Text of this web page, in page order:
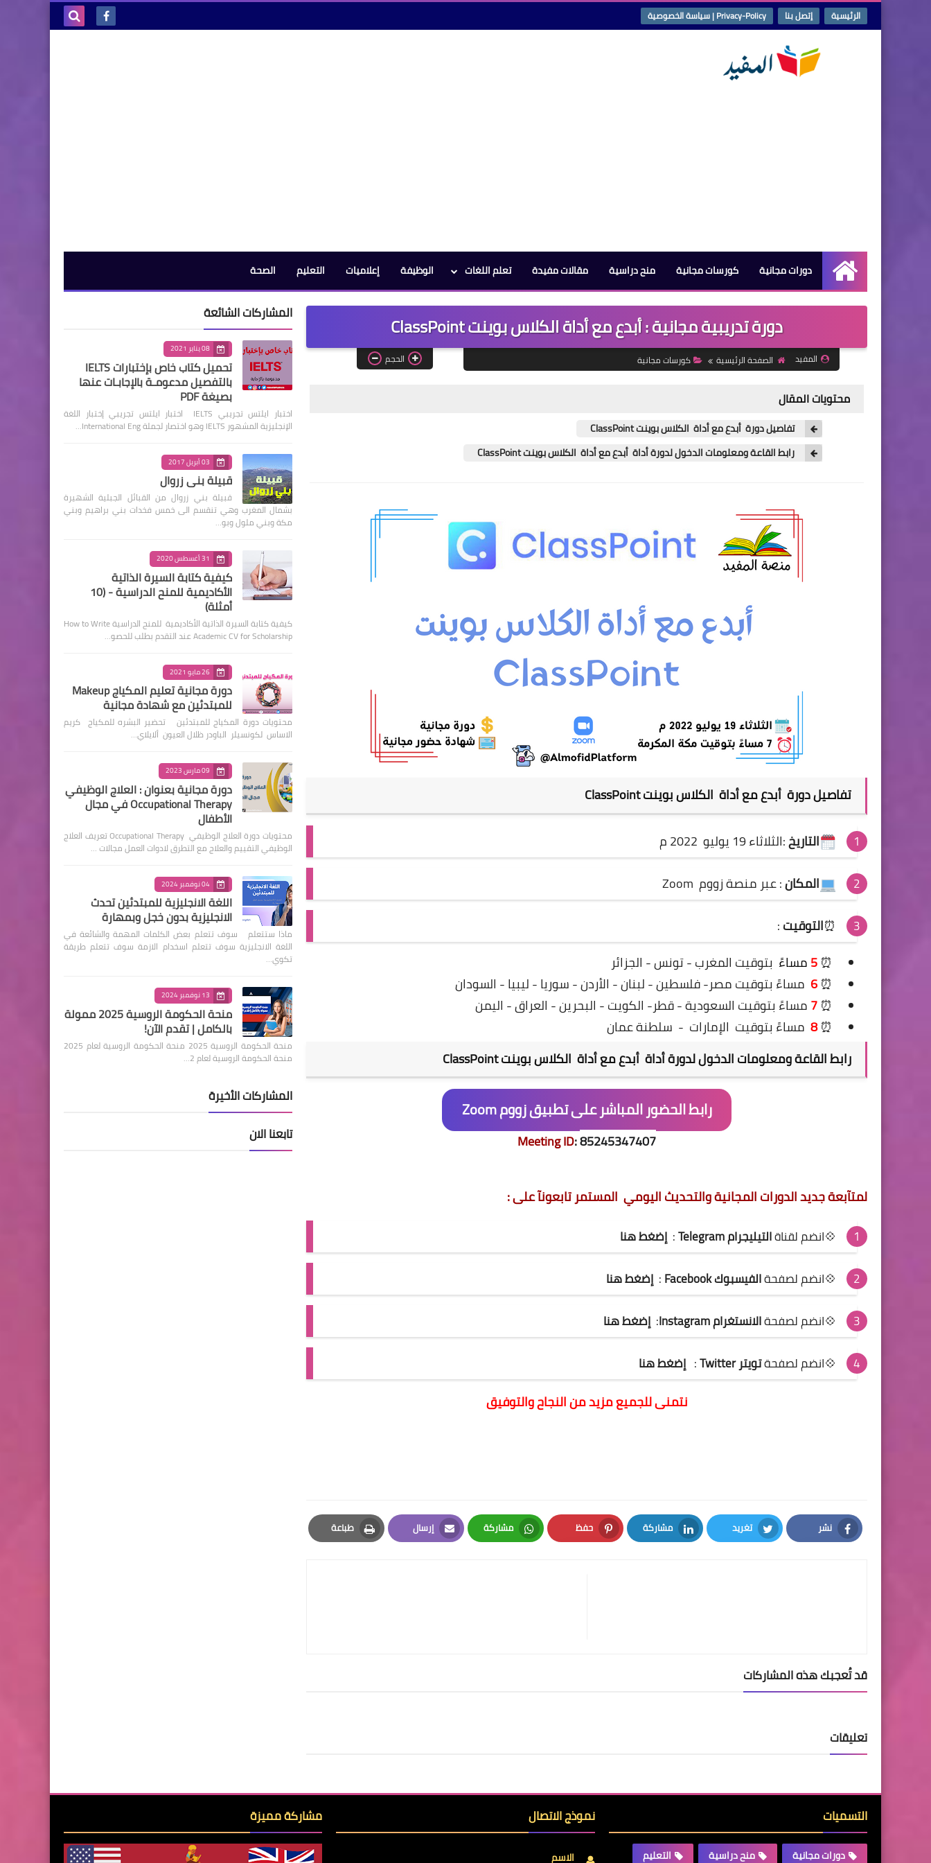
الرئيسية إتصل بنا Privacy-Policy | سياسة الخصوصية
الرئيسية
دورات مجانية كورسات مجانية منح دراسية مقالات مفيدة تعلم اللغات الوظيفة إعلاميات التعليم الصحة
دورة تدريبية مجانية : أبدع مع أداة الكلاس بوينت ClassPoint
المفيد الصفحة الرئيسية كورسات مجانية الحجم
محتويات المقال
تفاصيل دورة أبدع مع أداة الكلاس بوينت ClassPoint
رابط القاعة ومعلومات الدخول لدورة أداة أبدع مع أداة الكلاس بوينت ClassPoint
تفاصيلدورة أبدع مع أداة الكلاس بوينت ClassPoint
التاريخ:الثلاثاء 19 يوليو 2022 م
المكان: عبر منصة زووم Zoom
⏰التوقيت:
⏰
5مساءً بتوقيت المغرب - تونس - الجزائر
⏰
6 مساءً بتوقيت مصر- فلسطين - لبنان - الأردن - سوريا - ليبيا - السودان
⏰
7مساءً بتوقيت السعودية -قطر- الكويت - البحرين - العراق - اليمن
⏰
8 مساءً بتوقيت الإمارات - سلطنة عمان
رابط القاعة ومعلومات الدخول لدورة أداة أبدع مع أداة الكلاس بوينت ClassPoint
رابط الحضور المباشر على تطبيق زووم Zoom
Meeting ID:85245347407
لمتآبعة جديد الدورات المجانية والتحديث اليومي المستمر تابعونآ على :
💠انضم لقناةالتيليجرام Telegram : إضغط هنا
💠انضم لصفحةالفيسبوك Facebook : إضغط هنا
💠انضم لصفحةالانستغرام Instagram : إضغط هنا
💠انضم لصفحةتويتر Twitter : إضغط هنا
نتمنى للجميع مزيد من النجاح والتوفيق
نشر
Facebook
تغريد
Twitter
مشاركة
LinkedIn
حفظ
Pinterest
مشاركة
Whatsapp
إرسال
Email
طباعة
Print
قد تُعجبك هذه المشاركات
تعليقات
المشاركات الشائعة
08 يناير 2021
تحميل كتاب خاص بإختبارات IELTS
بالتفصيل مدعومـة بالإجابـات عنها
بصيغة PDF
اختبار ايلتس تجريبي IELTS اختبار ايلتس تجريبي إختبار اللغة
الإنجليزية المشهور IELTS وهو اختصار لجملة International Eng…
03 أبريل 2017
قبيلة بني زروال
قبيلة بني زروال من القبائل الجبلية الشهيرة
بشمال المغرب وهي تنقسم الى خمس فخدات بني براهيم وبني
مكة وبني ملول وبو…
31 أغسطس 2020
كيفية كتابة السيرة الذاتية
الأكاديمية للمنح الدراسية - (10
أمثلة)
كيفية كتابة السيرة الذاتية الأكاديمية للمنح الدراسية How to Write
Academic CV for Scholarship عند التقدم بطلب للحصو…
26 مايو 2021
دورة مجانية تعليم المكياج Makeup
للمبتدئين مع شهادة مجانية
محتويات دورة المكياج للمبتدئين تحضير البشره للمكياج كريم
الاساس لكونسيلر الباودر ظلال العيون ألايلاي…
09 مارس 2023
دورة مجانية بعنوان : العلاج الوظيفي
Occupational Therapy في مجال
الأطفال
محتويات دورة العلاج الوظيفي Occupational Therapy تعريف العلاج
الوظيفي التقييم والعلاج مع التطرق لادوات العمل مجالات …
04 نوفمبر 2024
اللغة الانجليزية للمبتدئين تحدث
الانجليزية بدون خجل وبمهارة
ماذا ستتعلم سوف تتعلم بعض الكلمات المهمة والشائعة في
اللغة الانجليزية سوف تتعلم اسخدام الازمة سوف تتعلم طريقة
تكوي…
13 نوفمبر 2024
منحة الحكومة الروسية 2025 ممولة
بالكامل | تقدم الآن!
منحة الحكومة الروسية 2025 منحة الحكومة الروسية لعام 2025
منحة الحكومة الروسية لعام 2…
المشاركات الأخيرة
تابعنا الان
التسميات
دورات مجانية منح دراسية التعليم
نموذج الاتصال
الاسم
مشاركة مميزة